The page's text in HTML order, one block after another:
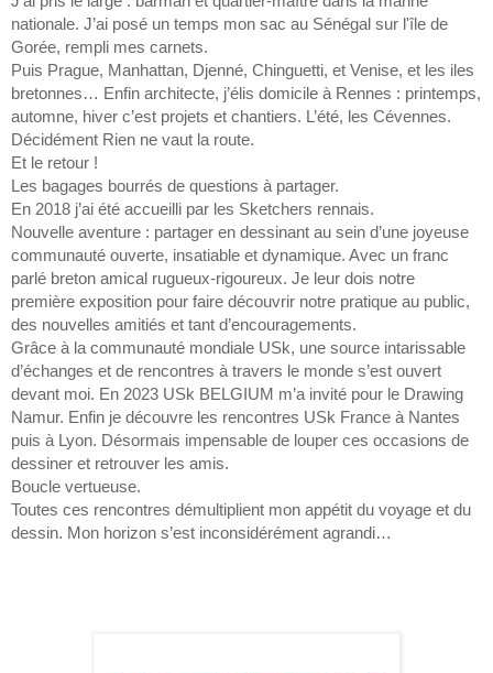
nationale. J’ai posé un temps mon sac au Sénégal sur l'île de
Gorée, rempli mes carnets.
Puis Prague, Manhattan, Djenné, Chinguetti, et Venise, et les iles
bretonnes… Enfin architecte, j’élis domicile à Rennes : printemps,
automne, hiver c’est projets et chantiers. L’été, les Cévennes.
Décidément Rien ne vaut la route.
Et le retour !
Les bagages bourrés de questions à partager.
En 2018 j’ai été accueilli par les Sketchers rennais.
Nouvelle aventure : partager en dessinant au sein d’une joyeuse
communauté ouverte, insatiable et dynamique. Avec un franc
parlé breton amical rugueux-rigoureux. Je leur dois notre
première exposition pour faire découvrir notre pratique au public,
des nouvelles amitiés et tant d’encouragements.
Grâce à la communauté mondiale USk, une source intarissable
d’échanges et de rencontres à travers le monde s’est ouvert
devant moi. En 2023 USk BELGIUM m’a invité pour le Drawing
Namur. Enfin je découvre les rencontres USk France à Nantes
puis à Lyon. Désormais impensable de louper ces occasions de
dessiner et retrouver les amis.
Boucle vertueuse.
Toutes ces rencontres démultiplient mon appétit du voyage et du
dessin. Mon horizon s’est inconsidérément agrandi…